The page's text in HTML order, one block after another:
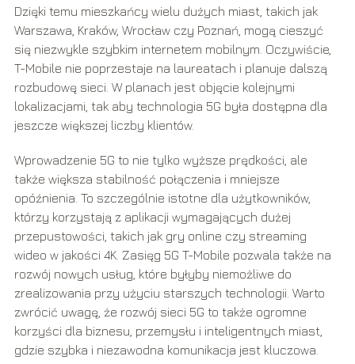
Dzięki temu mieszkańcy wielu dużych miast, takich jak
Warszawa, Kraków, Wrocław czy Poznań, mogą cieszyć
się niezwykle szybkim internetem mobilnym. Oczywiście,
T-Mobile nie poprzestaje na laureatach i planuje dalszą
rozbudowę sieci. W planach jest objęcie kolejnymi
lokalizacjami, tak aby technologia 5G była dostępna dla
jeszcze większej liczby klientów.
Wprowadzenie 5G to nie tylko wyższe prędkości, ale
także większa stabilność połączenia i mniejsze
opóźnienia. To szczególnie istotne dla użytkowników,
którzy korzystają z aplikacji wymagających dużej
przepustowości, takich jak gry online czy streaming
wideo w jakości 4K. Zasięg 5G T-Mobile pozwala także na
rozwój nowych usług, które byłyby niemożliwe do
zrealizowania przy użyciu starszych technologii. Warto
zwrócić uwagę, że rozwój sieci 5G to także ogromne
korzyści dla biznesu, przemysłu i inteligentnych miast,
gdzie szybka i niezawodna komunikacja jest kluczowa.